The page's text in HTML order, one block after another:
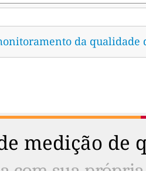
da qualidade
medição